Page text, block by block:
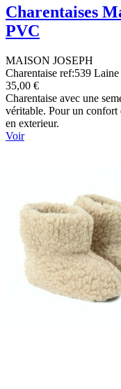
Charentaises
PVC
MAISON JOSEPH
Charentaise ref:539
35,00 €
Charentaise avec une
véritable. Pour un confort
en exterieur.
Voir